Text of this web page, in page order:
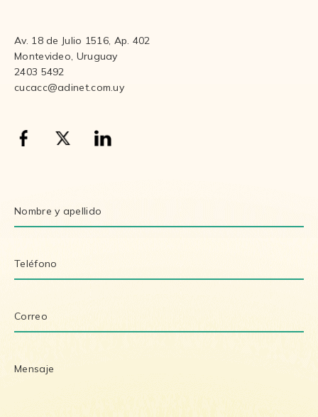
Av. 18 de Julio 1516, Ap. 402
Montevideo, Uruguay
2403 5492
cucacc@adinet.com.uy